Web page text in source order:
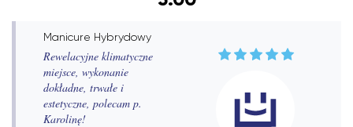
Manicure Hybrydowy
Rewelacyjne klimatyczne
miejsce, wykonanie
dokładne, trwałe i
estetyczne, polecam p.
Karolinę!